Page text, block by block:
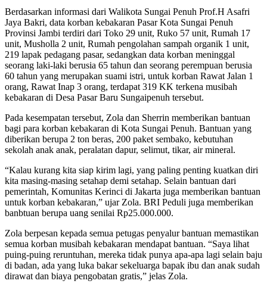
Berdasarkan informasi dari Walikota Sungai Penuh Prof.H Asafri
Jaya Bakri, data korban kebakaran Pasar Kota Sungai Penuh
Provinsi Jambi terdiri dari Toko 29 unit, Ruko 57 unit, Rumah 17
unit, Musholla 2 unit, Rumah pengolahan sampah organik 1 unit,
219 lapak pedagang pasar, sedangkan data korban meninggal
seorang laki-laki berusia 65 tahun dan seorang perempuan berusia
60 tahun yang merupakan suami istri, untuk korban Rawat Jalan 1
orang, Rawat Inap 3 orang, terdapat 319 KK terkena musibah
kebakaran di Desa Pasar Baru Sungaipenuh tersebut.
Pada kesempatan tersebut, Zola dan Sherrin memberikan bantuan
bagi para korban kebakaran di Kota Sungai Penuh. Bantuan yang
diberikan berupa 2 ton beras, 200 paket sembako, kebutuhan
sekolah anak anak, peralatan dapur, selimut, tikar, air mineral.
“Kalau kurang kita siap kirim lagi, yang paling penting kuatkan diri
kita masing-masing setahap demi setahap. Selain bantuan dari
pemerintah, Komunitas Kerinci di Jakarta juga memberikan bantuan
untuk korban kebakaran,” ujar Zola. BRI Peduli juga memberikan
banbtuan berupa uang senilai Rp25.000.000.
Zola berpesan kepada semua petugas penyalur bantuan memastikan
semua korban musibah kebakaran mendapat bantuan. “Saya lihat
puing-puing reruntuhan, mereka tidak punya apa-apa lagi selain baju
di badan, ada yang luka bakar sekeluarga bapak ibu dan anak sudah
dirawat dan biaya pengobatan gratis,” jelas Zola.